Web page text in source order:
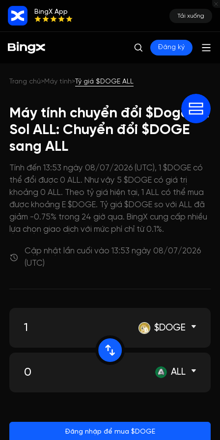
BingX App
Tải xuống
Đăng ký
Trang chủ>Máy tính>Tỷ giá $DOGE ALL
Máy tính chuyển đổi $Doge on
Sol ALL: Chuyển đổi $DOGE
sang ALL
Tính đến 13:53 ngày 08/07/2026 (UTC), 1 $DOGE có
thể đổi được 0 ALL. Như vậy 5 $DOGE có giá trị
khoảng 0 ALL. Theo tỷ giá hiện tại, 1 ALL có thể mua
được khoảng E $DOGE. Tỷ giá $DOGE so với ALL đã
giảm -0.75% trong 24 giờ qua. BingX cung cấp nhiều
lựa chọn giao dịch với mức phí chỉ từ 0.1%.
Cập nhật lần cuối vào 13:53 ngày 08/07/2026
(UTC)
$DOGE
ALL
Đăng nhập để mua $DOGE